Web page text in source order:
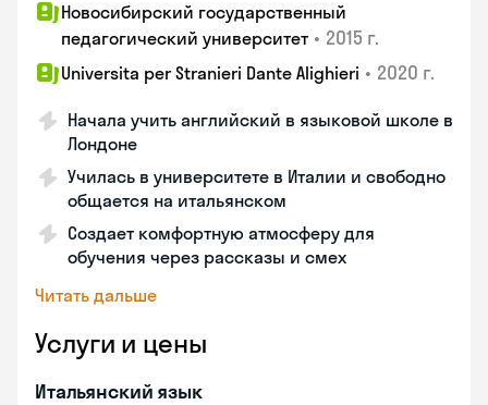
Новосибирский государственный
педагогический университет • 2015 г.
Universita per Stranieri Dante Alighieri • 2020 г.
Начала учить английский в языковой школе в
Лондоне
Училась в университете в Италии и свободно
общается на итальянском
Создает комфортную атмосферу для
обучения через рассказы и смех
Читать дальше
Услуги и цены
Итальянский язык